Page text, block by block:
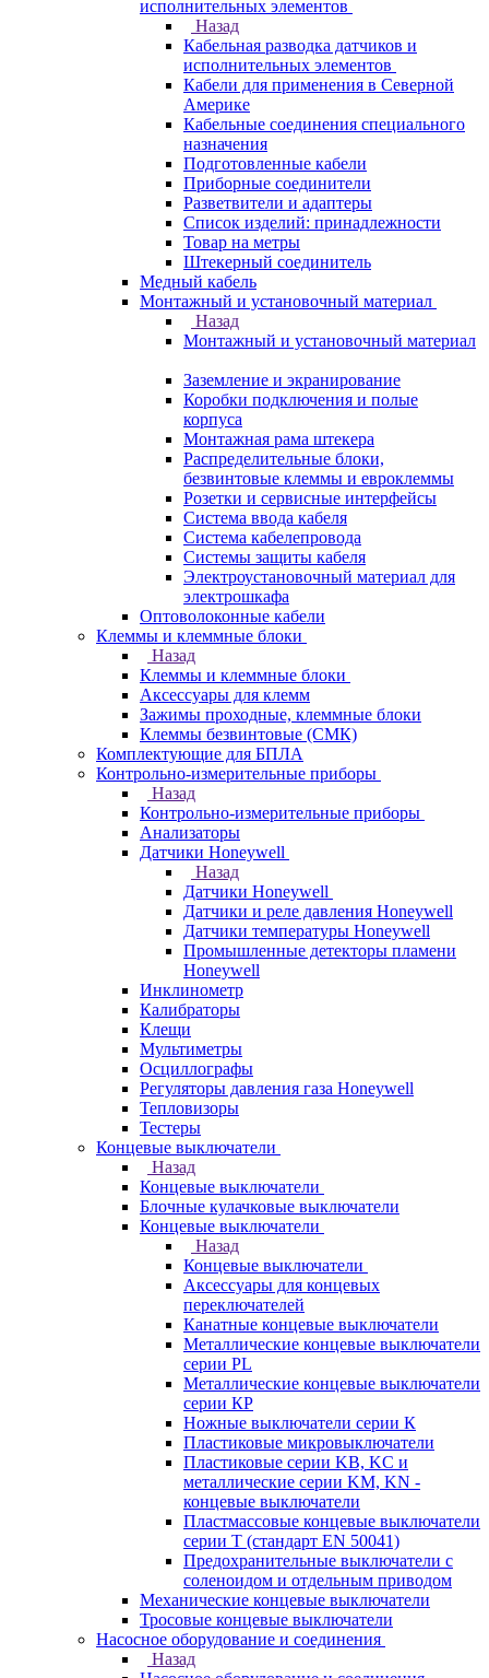
исполнительных элементов
Назад
Кабельная разводка датчиков и
исполнительных элементов
Кабели для применения в Северной
Америке
Кабельные соединения специального
назначения
Подготовленные кабели
Приборные соединители
Разветвители и адаптеры
Список изделий: принадлежности
Товар на метры
Штекерный соединитель
Медный кабель
Монтажный и установочный материал
Назад
Монтажный и установочный материал
Заземление и экранирование
Коробки подключения и полые
корпуса
Монтажная рама штекера
Распределительные блоки,
безвинтовые клеммы и евроклеммы
Розетки и сервисные интерфейсы
Система ввода кабеля
Система кабелепровода
Системы защиты кабеля
Электроустановочный материал для
электрошкафа
Оптоволоконные кабели
Клеммы и клеммные блоки
Назад
Клеммы и клеммные блоки
Аксессуары для клемм
Зажимы проходные, клеммные блоки
Клеммы безвинтовые (СМК)
Комплектующие для БПЛА
Контрольно-измерительные приборы
Назад
Контрольно-измерительные приборы
Анализаторы
Датчики Honeywell
Назад
Датчики Honeywell
Датчики и реле давления Honeywell
Датчики температуры Honeywell
Промышленные детекторы пламени
Honeywell
Инклинометр
Калибраторы
Клещи
Мультиметры
Осциллографы
Регуляторы давления газа Honeywell
Тепловизоры
Тестеры
Концевые выключатели
Назад
Концевые выключатели
Блочные кулачковые выключатели
Концевые выключатели
Назад
Концевые выключатели
Аксессуары для концевых
переключателей
Канатные концевые выключатели
Металлические концевые выключатели
серии PL
Металлические концевые выключатели
серии КP
Ножные выключатели серии К
Пластиковые микровыключатели
Пластиковые серии KB, KC и
металлические серии KM, KN -
концевые выключатели
Пластмассовые концевые выключатели
серии T (стандарт EN 50041)
Предохранительные выключатели с
соленоидом и отдельным приводом
Механические концевые выключатели
Тросовые концевые выключатели
Насосное оборудование и соединения
Назад